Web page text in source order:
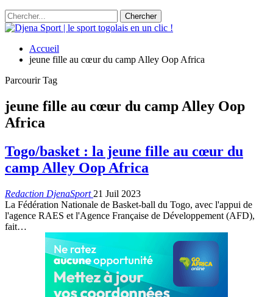
Accueil
jeune fille au cœur du camp Alley Oop Africa
Parcourir Tag
jeune fille au cœur du camp Alley Oop
Africa
Togo/basket : la jeune fille au cœur du
camp Alley Oop Africa
Redaction DjenaSport 21 Juil 2023
La Fédération Nationale de Basket-ball du Togo, avec l'appui de
l'agence RAES et l'Agence Française de Développement (AFD),
fait…